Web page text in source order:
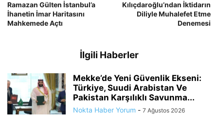
Ramazan Gülten İstanbul’a
İhanetin İmar Haritasını
Mahkemede Açtı
Kılıçdaroğlu’ndan İktidarın
Diliyle Muhalefet Etme
Denemesi
İlgili Haberler
Mekke’de Yeni Güvenlik Ekseni:
Türkiye, Suudi Arabistan Ve
Pakistan Karşılıklı Savunma...
Nokta Haber Yorum - 7 Ağustos 2026